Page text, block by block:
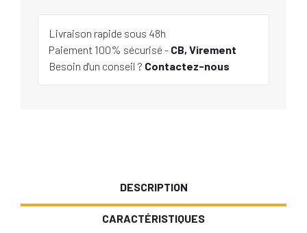
Livraison rapide sous 48h
Paiement 100% sécurisé - CB, Virement
Besoin d'un conseil ? Contactez-nous
DESCRIPTION
CARACTÉRISTIQUES